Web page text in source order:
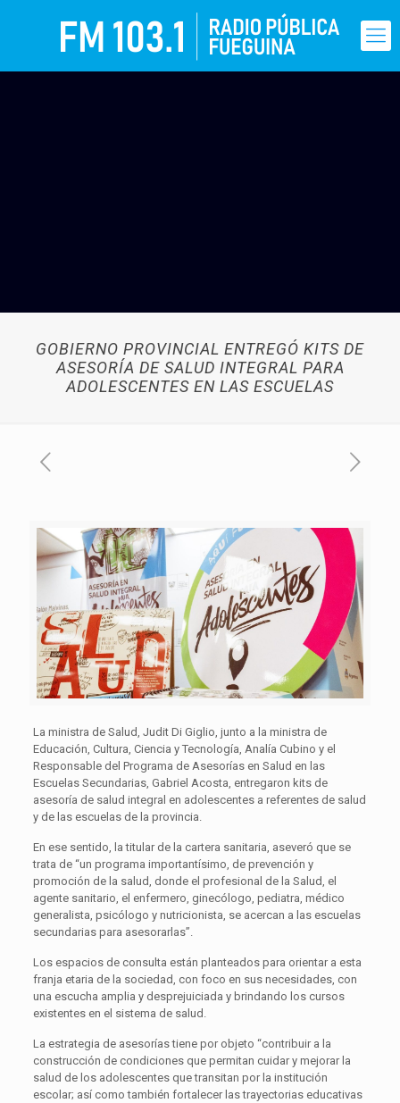
GOBIERNO PROVINCIAL ENTREGÓ KITS DE
ASESORÍA DE SALUD INTEGRAL PARA
ADOLESCENTES EN LAS ESCUELAS
La ministra de Salud, Judit Di Giglio, junto a la ministra de
Educación, Cultura, Ciencia y Tecnología, Analía Cubino y el
Responsable del Programa de Asesorías en Salud en las
Escuelas Secundarias, Gabriel Acosta, entregaron kits de
asesoría de salud integral en adolescentes a referentes de salud
y de las escuelas de la provincia.
En ese sentido, la titular de la cartera sanitaria, aseveró que se
trata de “un programa importantísimo, de prevención y
promoción de la salud, donde el profesional de la Salud, el
agente sanitario, el enfermero, ginecólogo, pediatra, médico
generalista, psicólogo y nutricionista, se acercan a las escuelas
secundarias para asesorarlas”.
Los espacios de consulta están planteados para orientar a esta
franja etaria de la sociedad, con foco en sus necesidades, con
una escucha amplia y desprejuiciada y brindando los cursos
existentes en el sistema de salud.
La estrategia de asesorías tiene por objeto “contribuir a la
construcción de condiciones que permitan cuidar y mejorar la
salud de los adolescentes que transitan por la institución
escolar; así como también fortalecer las trayectorias educativas